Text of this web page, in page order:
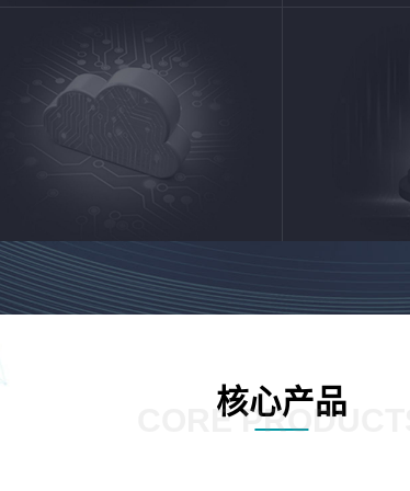
核心产品
CORE PRODUCTS